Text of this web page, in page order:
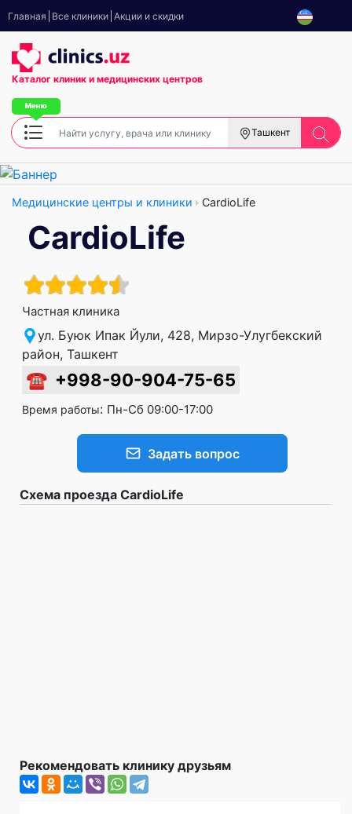
Главная Все клиники Акции и скидки
Каталог клиник и медицинских центров
Ташкент
Медицинские центры и клиники CardioLife
CardioLife
Частная клиника
ул. Буюк Ипак Йули, 428, Мирзо-Улугбекский
район, Ташкент
☎ +998-90-904-75-65
Время работы: Пн-Сб 09:00-17:00
Задать вопрос
Схема проезда CardioLife
Рекомендовать клинику друзьям